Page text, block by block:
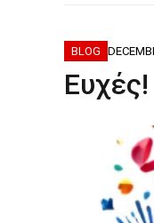
BLOG